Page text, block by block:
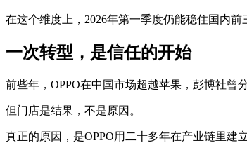
在这个维度上，2026年第一季度仍能稳住国内
一次转型，是信任的开始
前些年，OPPO在中国市场超越苹果，彭博社曾
但门店是结果，不是原因。
真正的原因，是OPPO用二十多年在产业链里建